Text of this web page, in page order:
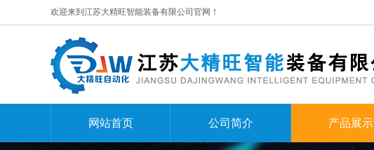
欢迎来到江苏大精旺智能装备有限公司官网！
网站首页 公司简介 产品展示